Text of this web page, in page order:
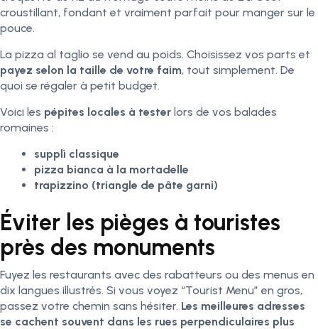
croustillant, fondant et vraiment parfait pour manger sur le
pouce.
La pizza al taglio se vend au poids. Choisissez vos parts et
payez selon la taille de votre faim, tout simplement. De
quoi se régaler à petit budget.
Voici les pépites locales à tester lors de vos balades
romaines :
supplì classique
pizza bianca à la mortadelle
trapizzino (triangle de pâte garni)
Éviter les pièges à touristes
près des monuments
Fuyez les restaurants avec des rabatteurs ou des menus en
dix langues illustrés. Si vous voyez “Tourist Menu” en gros,
passez votre chemin sans hésiter. Les meilleures adresses
se cachent souvent dans les rues perpendiculaires plus